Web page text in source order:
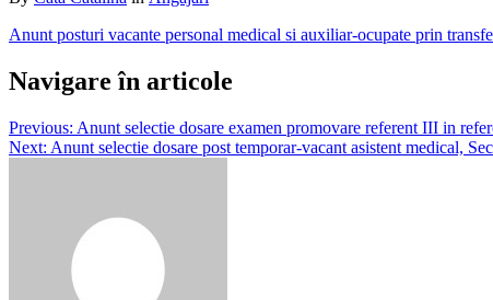
Anunt posturi vacante personal medical si auxiliar-ocupate prin
Navigare în articole
Previous: Anunt selectie dosare examen promovare referent III in
Next: Anunt selectie dosare post temporar-vacant asistent medical,